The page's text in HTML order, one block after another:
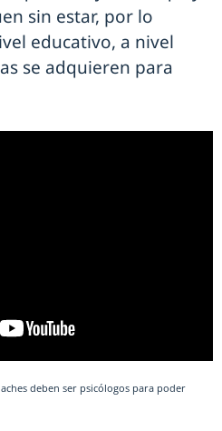
sin estar, por lo
educativo, a nivel
se adquieren para
deben ser psicólogos para poder